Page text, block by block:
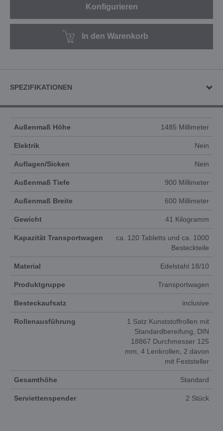
Konfigurieren
In den Warenkorb
SPEZIFIKATIONEN
Außenmaß Höhe 1485 Millimeter
Elektrik Nein
Auflagen/Sicken Nein
Außenmaß Tiefe 900 Millimeter
Außenmaß Breite 600 Millimeter
Gewicht 41 Kilogramm
Kapazität Transportwagen
ca. 120 Tabletts und ca. 1000
Besteckteile
Material Edelstahl 18/10
Produktgruppe Transportwagen
Besteckaufsatz inclusive
Rollenausführung
1 Satz Kunststoffrollen mit
Standardbereifung, DIN
18867 Durchmesser 125
mm, 4 Lenkrollen, 2 davon
mit Feststeller
Gesamthöhe Standard
Serviettenspender 2 Stück